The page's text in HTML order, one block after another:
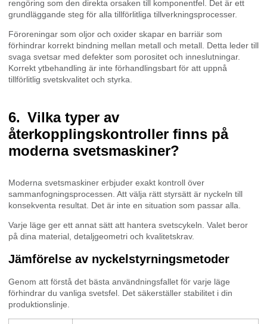
rengöring som den direkta orsaken till komponentfel. Det är ett
grundläggande steg för alla tillförlitliga tillverkningsprocesser.
Föroreningar som oljor och oxider skapar en barriär som
förhindrar korrekt bindning mellan metall och metall. Detta leder till
svaga svetsar med defekter som porositet och inneslutningar.
Korrekt ytbehandling är inte förhandlingsbart för att uppnå
tillförlitlig svetskvalitet och styrka.
Vilka typer av
återkopplingskontroller finns på
moderna svetsmaskiner?
Moderna svetsmaskiner erbjuder exakt kontroll över
sammanfogningsprocessen. Att välja rätt styrsätt är nyckeln till
konsekventa resultat. Det är inte en situation som passar alla.
Varje läge ger ett annat sätt att hantera svetscykeln. Valet beror
på dina material, detaljgeometri och kvalitetskrav.
Jämförelse av nyckelstyrningsmetoder
Genom att förstå det bästa användningsfallet för varje läge
förhindrar du vanliga svetsfel. Det säkerställer stabilitet i din
produktionslinje.